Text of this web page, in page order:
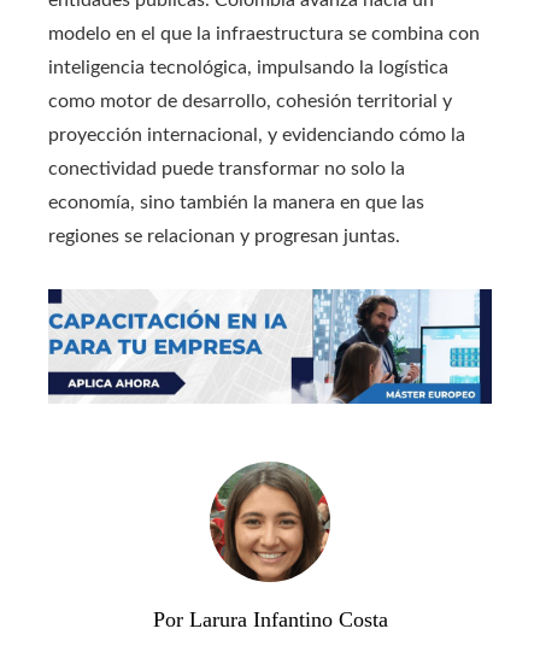
modelo en el que la infraestructura se combina con
inteligencia tecnológica, impulsando la logística
como motor de desarrollo, cohesión territorial y
proyección internacional, y evidenciando cómo la
conectividad puede transformar no solo la
economía, sino también la manera en que las
regiones se relacionan y progresan juntas.
Por Larura Infantino Costa